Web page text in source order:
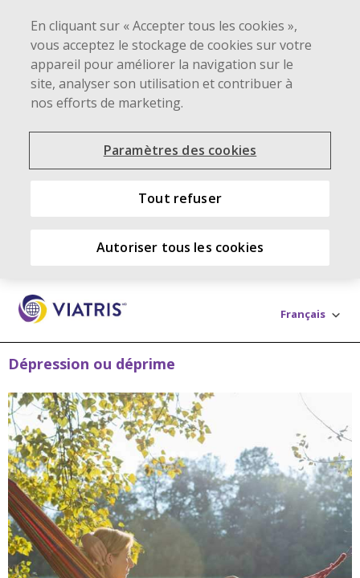
Français
Dépression ou déprime
En cliquant sur « Accepter tous les cookies »,
vous acceptez le stockage de cookies sur votre
appareil pour améliorer la navigation sur le
site, analyser son utilisation et contribuer à
nos efforts de marketing.
Paramètres des cookies
Tout refuser
Autoriser tous les cookies